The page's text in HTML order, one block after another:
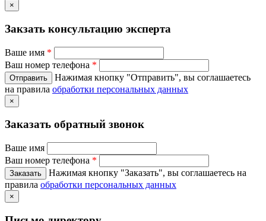
×
Закзать консультацию эксперта
Ваше имя *
Ваш номер телефона *
Нажимая кнопку "Отправить", вы соглашаетесь
на правила обработки персональных данных
×
Заказать обратный звонок
Ваше имя
Ваш номер телефона *
Нажимая кнопку "Заказать", вы соглашаетесь на
правила обработки персональных данных
×